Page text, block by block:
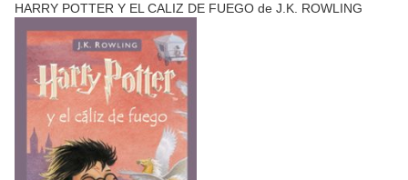
HARRY POTTER Y EL CALIZ DE FUEGO de J.K. ROWLING